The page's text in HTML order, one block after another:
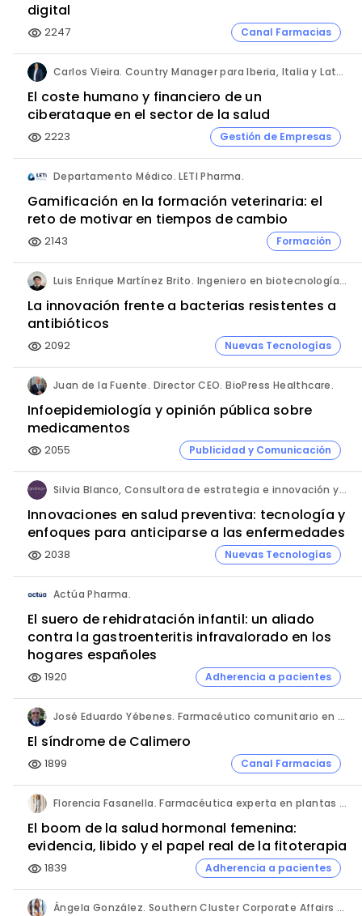
digital
visibility 2247 Canal Farmacias
Carlos Vieira. Country Manager para Iberia, Italia y Latam. Hornetsecurity.
El coste humano y financiero de un
ciberataque en el sector de la salud
visibility 2223 Gestión de Empresas
Departamento Médico. LETI Pharma.
Gamificación en la formación veterinaria: el
reto de motivar en tiempos de cambio
visibility 2143 Formación
Luis Enrique Martínez Brito. Ingeniero en biotecnología, México.
La innovación frente a bacterias resistentes a
antibióticos
visibility 2092 Nuevas Tecnologías
Juan de la Fuente. Director CEO. BioPress Healthcare.
Infoepidemiología y opinión pública sobre
medicamentos
visibility 2055 Publicidad y Comunicación
Silvia Blanco, Consultora de estrategia e innovación y Ana Leal, Consultora Senior de estrategia e innovación. ANIMA.
Innovaciones en salud preventiva: tecnología y
enfoques para anticiparse a las enfermedades
visibility 2038 Nuevas Tecnologías
Actúa Pharma.
El suero de rehidratación infantil: un aliado
contra la gastroenteritis infravalorado en los
hogares españoles
visibility 1920 Adherencia a pacientes
José Eduardo Yébenes. Farmacéutico comunitario en Mijas (Málaga).
El síndrome de Calimero
visibility 1899 Canal Farmacias
Florencia Fasanella. Farmacéutica experta en plantas medicinales.
El boom de la salud hormonal femenina:
evidencia, libido y el papel real de la fitoterapia
visibility 1839 Adherencia a pacientes
Ángela González. Southern Cluster Corporate Affairs & Patient Partnership Director. Kyowa Kirin.